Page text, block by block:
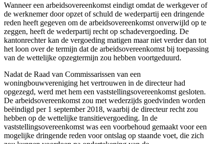
Wanneer een arbeidsovereenkomst eindigt omdat de werkgever of
de werknemer door opzet of schuld de wederpartij een dringende
reden heeft gegeven om de arbeidsovereenkomst onverwijld op te
zeggen, heeft de wederpartij recht op schadevergoeding. De
kantonrechter kan de vergoeding matigen maar niet verder dan tot
het loon over de termijn dat de arbeidsovereenkomst bij toepassing
van de wettelijke opzegtermijn zou hebben voortgeduurd.
Nadat de Raad van Commissarissen van een
woningbouwvereniging het vertrouwen in de directeur had
opgezegd, werd met hem een vaststellingsovereenkomst gesloten.
De arbeidsovereenkomst zou met wederzijds goedvinden worden
beëindigd per 1 september 2018, waarbij de directeur recht zou
hebben op de wettelijke transitievergoeding. In de
vaststellingsovereenkomst was een voorbehoud gemaakt voor een
mogelijke dringende reden voor ontslag op staande voet, die zich